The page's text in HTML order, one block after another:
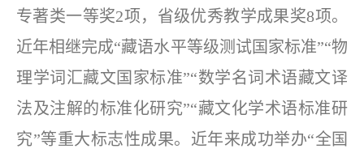
专著类一等奖2项，省级优秀教学成果奖8项。
近年相继完成“藏语水平等级测试国家标准”“物
理学词汇藏文国家标准”“数学名词术语藏文译
法及注解的标准化研究”“藏文化学术语标准研
究”等重大标志性成果。近年来成功举办“全国